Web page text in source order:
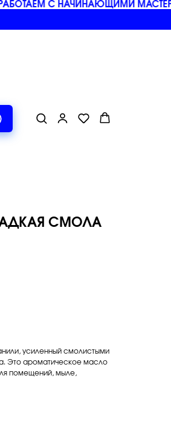
С НАЧИНАЮЩИМИ
СМОЛА
усиленный смолистыми
Это ароматическое масло
помещений, мыле,